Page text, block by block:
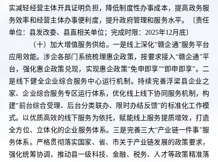
实减轻经营主体开具证明负担，降低制度性办事成本，提高政务服
务效率和经营主体办事便利度，提升政府管理和服务水平。
〔责任
单位：县发改委、县直相关单位；完成时限： 2025年12 月底〕
（十）加大增值服务供给。 一是线上深化“赣企通”服务平台
应用效能。涉企各部门系统梳理惠企政策，按要求接入“赣企通”平
台，强化惠企政策兑现，实现惠企政策“免申即享”“即申即享”。二
是线下健全企业综合服务中心运行机制。持续完善浮梁县企业之
家、企业综合服务专区运行体系，优化线上线下协同服务机制，构
建“前台综合受理、后台分类联办、限时办结反馈”的标准化工作模
式。以优质高效的线下服务为依托，赋能线上服务提质增效，打造
全方位、立体化的企业服务体系。三是完善三大“产业链一件事”服
务体系。严格贯彻落实国家、省、市关于产业链发展的政策要求，
强化统筹协调，推动县一级科技、金融、税务、人才等政策精准落